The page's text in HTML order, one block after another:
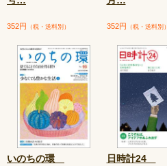
352円 （税・送料別） 352円 （税・送料別）
いのちの環
日時計24